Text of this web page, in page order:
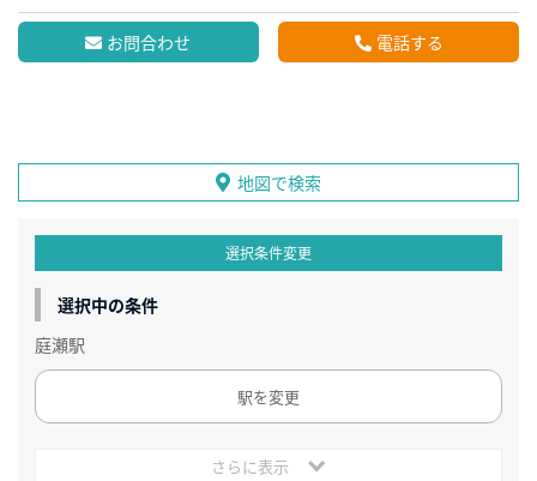
お問合わせ 電話する
地図で検索
選択条件変更
選択中の条件
庭瀬駅
駅を変更
さらに表示